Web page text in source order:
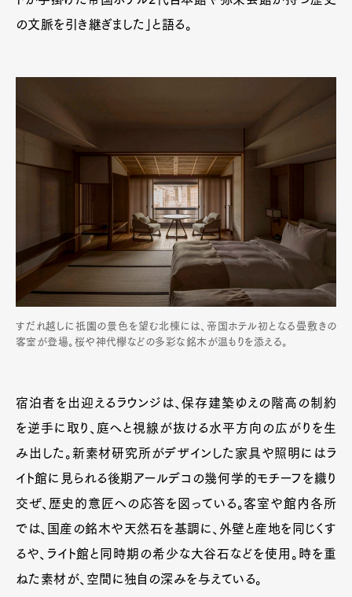
の文脈を引き継ぎました」と語る。
すだれ越しに祇園の景色を望む北棟には、帝国ホテル初となる畳敷きの
客室が登場。桜や神代欅などの多彩な銘木が温もりを添える。
宿泊者を出迎えるラウンジは、保存建築ゆえの階高の制約
を逆手に取り、庭へと視線が抜ける水平方向の広がりを生
み出した。新素材研究所がデザインした家具や照明にはラ
イト館に見られる後期アールデコの幾何学的モチーフを織り
交ぜ、歴史的意匠への応答を図っている。客室や館内各所
では、国産の銘木や天然石を基調に、外壁と産地を同じくす
るや、ライト館と同時期の希少な大谷石などを使用。時を重
ねた素材が、空間に独自の深みを与えている。